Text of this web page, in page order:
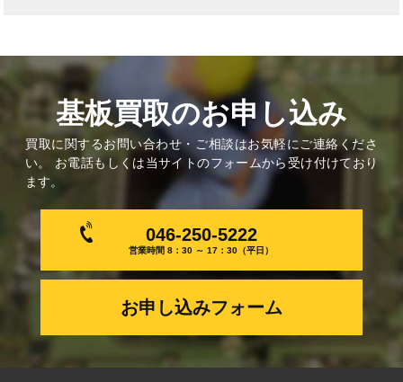
基板買取のお申し込み
買取に関するお問い合わせ・ご相談はお気軽にご連絡くださ
い。 お電話もしくは当サイトのフォームから受け付けており
ます。
046-250-5222
営業時間 8：30 ～ 17：30（平日）
お申し込みフォーム